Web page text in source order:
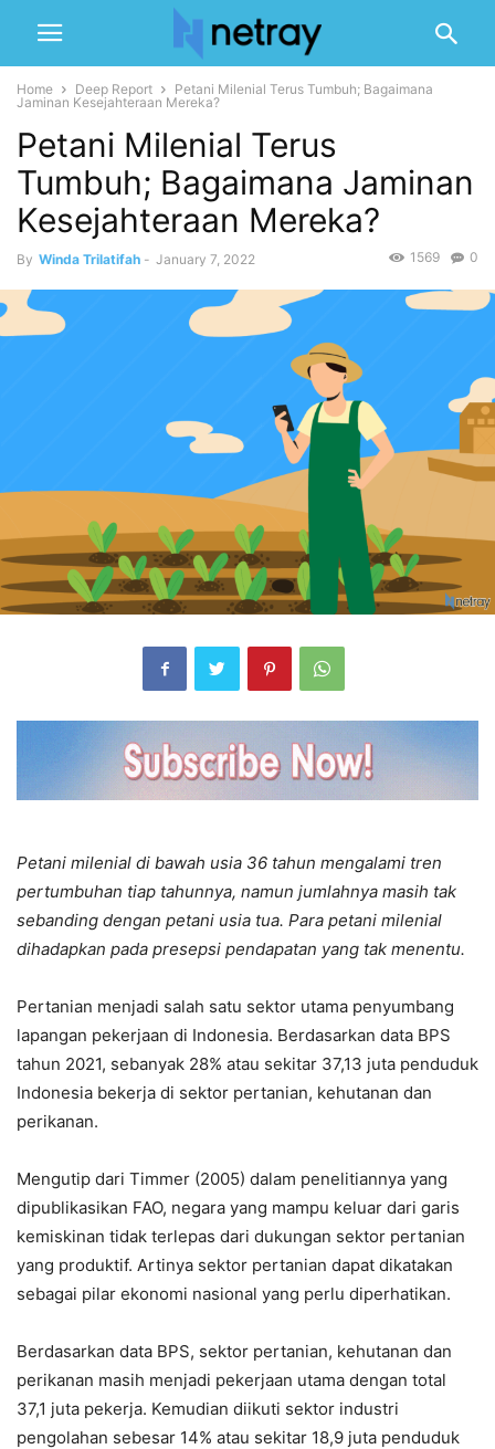
Home Deep Report
Petani Milenial Terus Tumbuh; Bagaimana
Jaminan Kesejahteraan Mereka?
Petani Milenial Terus
Tumbuh; Bagaimana Jaminan
Kesejahteraan Mereka?
By Winda Trilatifah - January 7, 2022 0
1569
Petani milenial di bawah usia 36 tahun mengalami tren
pertumbuhan tiap tahunnya, namun jumlahnya masih tak
sebanding dengan petani usia tua. Para petani milenial
dihadapkan pada presepsi pendapatan yang tak menentu.
Pertanian menjadi salah satu sektor utama penyumbang
lapangan pekerjaan di Indonesia. Berdasarkan data BPS
tahun 2021, sebanyak 28% atau sekitar 37,13 juta penduduk
Indonesia bekerja di sektor pertanian, kehutanan dan
perikanan.
Mengutip dari Timmer (2005) dalam penelitiannya yang
dipublikasikan FAO, negara yang mampu keluar dari garis
kemiskinan tidak terlepas dari dukungan sektor pertanian
yang produktif. Artinya sektor pertanian dapat dikatakan
sebagai pilar ekonomi nasional yang perlu diperhatikan.
Berdasarkan data BPS, sektor pertanian, kehutanan dan
perikanan masih menjadi pekerjaan utama dengan total
37,1 juta pekerja. Kemudian diikuti sektor industri
pengolahan sebesar 14% atau sekitar 18,9 juta penduduk